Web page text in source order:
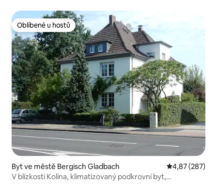
Oblíbené u hostů
Oblíbené u hostů
Byt ve městě Bergisch Gladbach Průměrné
4,87 (287)
V blízkosti Kolína, klimatizovaný podkrovní byt,